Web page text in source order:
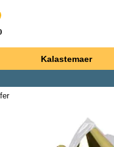
Kalastemaer